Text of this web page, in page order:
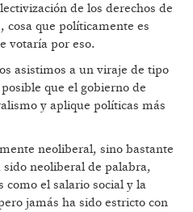
de los derechos de
cosa que políticamente es
votaría por eso.
asistimos a un viraje de tipo
que el gobierno de
y aplique políticas más
neoliberal, sino bastante
neoliberal de palabra,
el salario social y la
jamás ha sido estricto con